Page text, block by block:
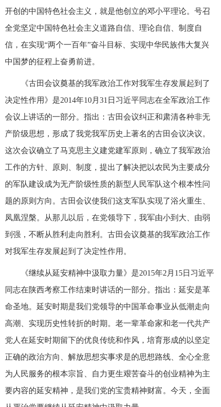
开创的中国特色社会主义，就是他创立的邓小平理论。号召
全党坚定中国特色社会主义道路自信、理论自信、制度自
信，在实现“两个一百年”奋斗目标、实现中华民族伟大复兴
中国梦的征程上奋勇前进。
《古田会议奠基的我军政治工作对我军生存发展起到了
决定性作用》是2014年10月31日习近平同志在全军政治工作
会议上讲话的一部分。指出：古田会议纠正和肃清各种非无
产阶级思想，形成了我党我军历史上著名的古田会议决议。
这次会议确立了马克思主义建党建军原则，确立了我军政治
工作的方针、原则、制度，提出了解决把以农民为主要成分
的军队建设成为无产阶级性质的新型人民军队这个根本性问
题的原则方向。古田会议使我们这支军队实现了浴火重生、
凤凰涅槃。从那儿以后，在党领导下，我军由小到大、由弱
到强，不断从胜利走向胜利。古田会议奠基的我军政治工作
对我军生存发展起到了决定性作用。
《继续从延安精神中汲取力量》是2015年2月15日习近平
同志在陕西考察工作结束时讲话的一部分。指出：延安是革
命圣地。延安时期是我们党领导的中国革命事业从低潮走向
高潮、实现历史性转折的时期。老一辈革命家和老一代共产
党人在延安时期留下的优良传统和作风，培育形成的以坚定
正确的政治方向、解放思想实事求是的思想路线、全心全意
为人民服务的根本宗旨、自力更生艰苦奋斗的创业精神为主
要内容的延安精神，是我们党的宝贵精神财富。今天，全面